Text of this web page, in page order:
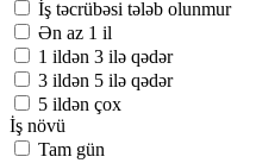
İş təcrübəsi tələb olunmur
Ən az 1 il
1 ildən 3 ilə qədər
3 ildən 5 ilə qədər
5 ildən çox
İş növü
Tam gün